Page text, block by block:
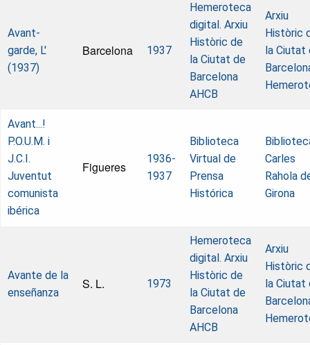
Avant-
garde, L'
(1937)
Barcelona 1937
Hemeroteca
digital. Arxiu
Històric de
la Ciutat de
Barcelona
AHCB
Arxiu
Històric
la Ciutat
Avant...!
P.O.U.M. i
J.C.I.
Juventut
comunista
ibérica
Figueres
1936-
1937
Biblioteca
Virtual de
Prensa
Histórica
Carles
Rahola
Girona
Avante de la
enseñanza
S. L. 1973
Hemeroteca
digital. Arxiu
Històric de
la Ciutat de
Barcelona
AHCB
Arxiu
Històric
la Ciutat